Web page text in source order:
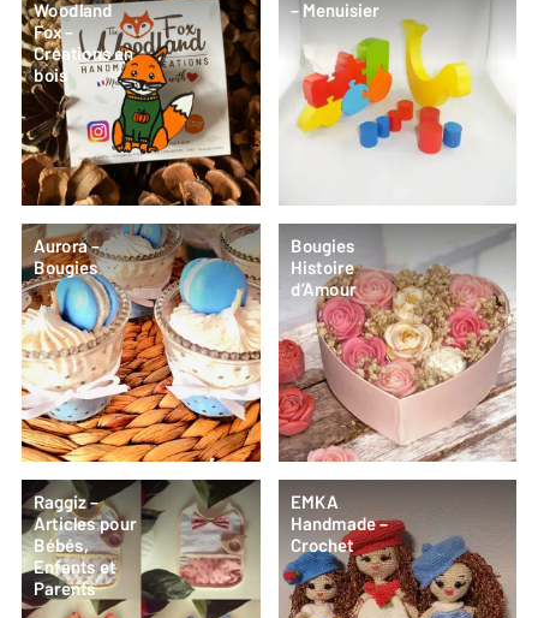
Woodland
Fox –
Créations en
bois
– Menuisier
Aurora –
Bougies
Bougies
Histoire
d’Amour
Raggiz –
Articles pour
Bébés,
Enfants et
Parents
EMKA
Handmade –
Crochet